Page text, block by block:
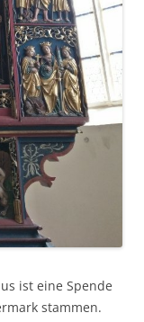
ist eine Spende
stammen.